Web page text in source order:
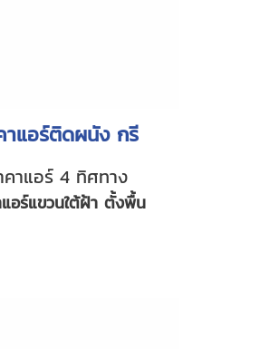
าแอร์ติดผนัง กรี
คาแอร์ 4 ทิศทาง
แอร์แขวนใต้ฝ้า ตั้งพื้น